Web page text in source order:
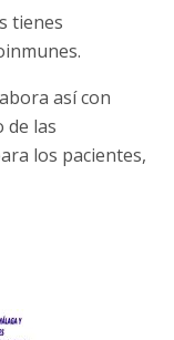
tienes
así con
de las
los pacientes,